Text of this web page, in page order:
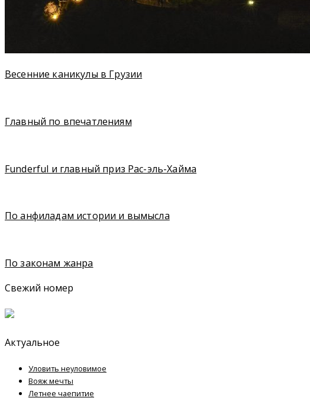
Весенние каникулы в Грузии
Главный по впечатлениям
Funderful и главный приз Рас-эль-Хайма
По анфиладам истории и вымысла
По законам жанра
Свежий номер
Актуальное
Уловить неуловимое
Вояж мечты
Летнее чаепитие